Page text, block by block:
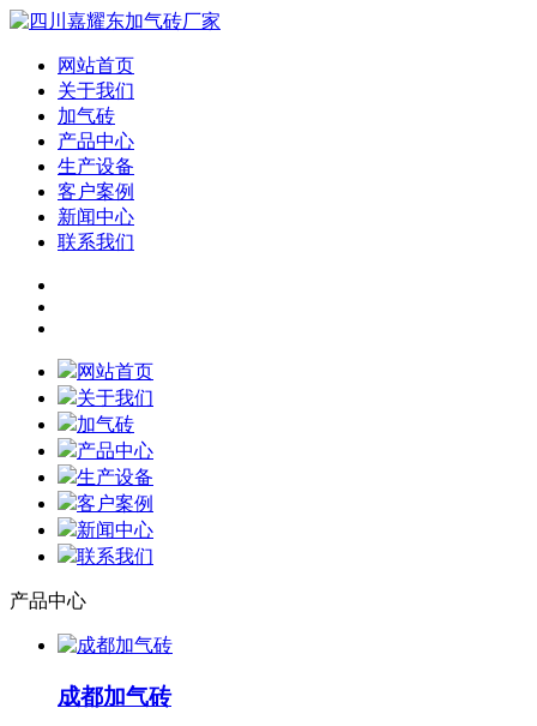
网站首页
关于我们
加气砖
产品中心
生产设备
客户案例
新闻中心
联系我们
网站首页
关于我们
加气砖
产品中心
生产设备
客户案例
新闻中心
联系我们
产品中心
成都加气砖